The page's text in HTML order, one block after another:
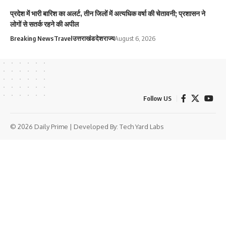
प्रदेश में भारी बारिश का अलर्ट, तीन जिलों में अत्यधिक वर्षा की चेतावनी; प्रशासन ने
लोगों से सतर्क रहने की अपील
Breaking NewsTravelउत्तराखंडदेशराज्यAugust 6, 2026
Follow US
© 2026 Daily Prime | Developed By: Tech Yard Labs